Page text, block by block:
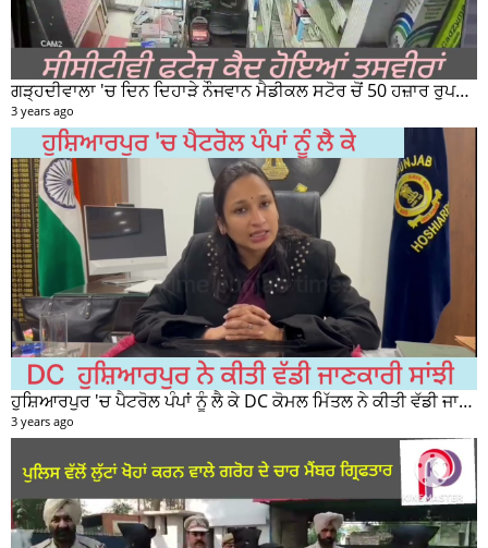
ਗੜ੍ਹਦੀਵਾਲਾ 'ਚ ਦਿਨ ਦਿਹਾੜੇ ਨੌਜਵਾਨ ਮੈਡੀਕਲ ਸਟੋਰ ਚੋਂ 50 ਹਜ਼ਾਰ ਰੁਪਏ ਦੀ ਨਕਦੀ ਚੋਰੀ ਕਰਕੇ ਹੋਇਆ ਰਫੂਚੱਕਰ
3 years ago
ਹੁਸ਼ਿਆਰਪੁਰ 'ਚ ਪੈਟਰੋਲ ਪੰਪਾਂ ਨੂੰ ਲੈ ਕੇ DC ਕੋਮਲ ਮਿੱਤਲ ਨੇ ਕੀਤੀ ਵੱਡੀ ਜਾਣਕਾਰੀ ਸਾਂਝੀ
3 years ago